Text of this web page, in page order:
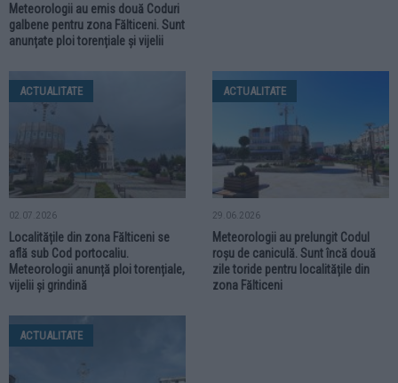
Meteorologii au emis două Coduri
galbene pentru zona Fălticeni. Sunt
anunțate ploi torențiale și vijelii
ACTUALITATE
02.07.2026
Localitățile din zona Fălticeni se
află sub Cod portocaliu.
Meteorologii anunță ploi torențiale,
vijelii și grindină
ACTUALITATE
29.06.2026
Meteorologii au prelungit Codul
roșu de caniculă. Sunt încă două
zile toride pentru localitățile din
zona Fălticeni
ACTUALITATE